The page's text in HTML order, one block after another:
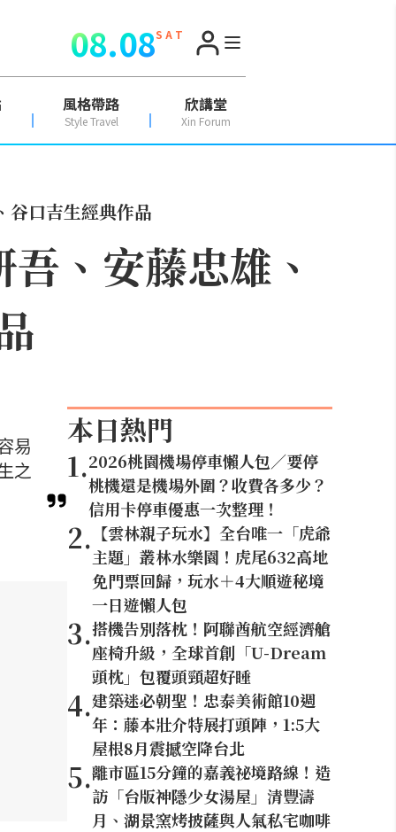
08.08S A T
風格帶路
Style Travel
欣講堂
Xin Forum
谷口吉生經典作品
、安藤忠雄、
易
之
本日熱門
1.2026桃園機場停車懶人包／要停
桃機還是機場外圍？收費各多少？
信用卡停車優惠一次整理！
2. 【雲林親子玩水】全台唯一「虎爺
主題」叢林水樂園！虎尾632高地
免門票回歸，玩水＋4大順遊秘境
一日遊懶人包
3.搭機告別落枕！阿聯酋航空經濟艙
座椅升級，全球首創「U-Dream
頭枕」包覆頭頸超好睡
4.建築迷必朝聖！忠泰美術館10週
年：藤本壯介特展打頭陣，1:5大
屋根8月震撼空降台北
5.離市區15分鐘的嘉義祕境路線！造
訪「台版神隱少女湯屋」清豐濤
月、湖景窯烤披薩與人氣私宅咖啡